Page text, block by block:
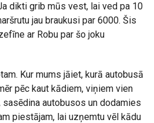
dikti grib mūs vest, lai ved pa 10
jau braukusi par 6000. Šis
ar Robu par šo joku
Kur mums jāiet, kurā autobusā
pēc kaut kādiem, viņiem vien
autobusos un dodamies
piestājam, lai uzņemtu vēl kādu